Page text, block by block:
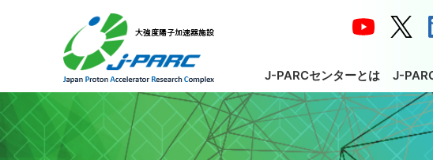
J-PARCセンターとは J-